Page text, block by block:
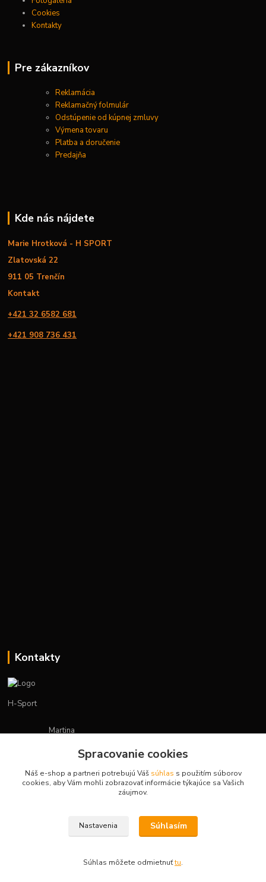
Cookies
Kontakty
Pre zákazníkov
Reklamácia
Reklamačný folmulár
Odstúpenie od kúpnej zmluvy
Výmena tovaru
Platba a doručenie
Predajňa
Kde nás nájdete
Marie Hrotková - H SPORT
Zlatovská 22
911 05 Trenčín
Kontakt
+421 32 6582 681
+421 908 736 431
Kontakty
H-Sport
Martina
(Po-Pia, 7-15 hod.)
obchod.hsport@gmail.com
Vytvorené na Eshop-rychlo.sk
Spracovanie cookies
Náš e-shop a partneri potrebujú Váš súhlas s použitím súborov
cookies, aby Vám mohli zobrazovať informácie týkajúce sa Vašich
záujmov.
Nastavenia Súhlasím
Súhlas môžete odmietnuťtu.